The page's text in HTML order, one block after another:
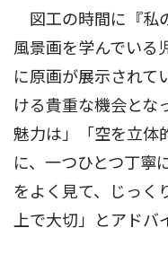
図工の時間に『私
風景画を学んでいる
に原画が展示されて
ける貴重な機会とな
魅力は」「空を立体
に、一つひとつ丁寧
をよく見て、じっく
上で大切」とアドバ